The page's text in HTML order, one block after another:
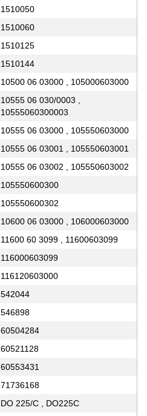
1510050
1510060
1510125
1510144
10500 06 03000 , 105000603000
10555 06 030/0003 ,
10555060300003
10555 06 03000 , 105550603000
10555 06 03001 , 105550603001
10555 06 03002 , 105550603002
105550600300
105550600302
10600 06 03000 , 106000603000
11600 60 3099 , 11600603099
116000603099
116120603000
542044
546898
60504284
60521128
60553431
71736168
DO 225/C , DO225C